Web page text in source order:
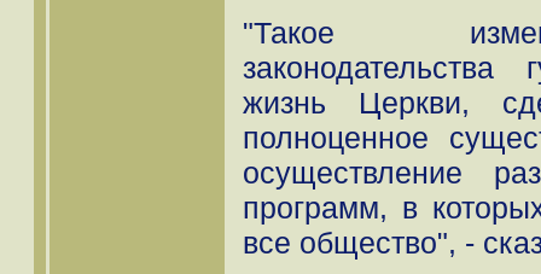
"Такое
законодательства
жизнь Церкви,
полноценное
осуществление
программ, в
все общество", -